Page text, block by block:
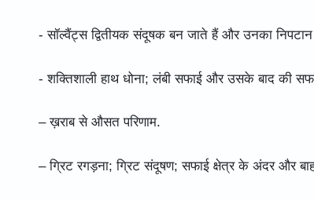
- सॉल्वैंट्स द्वितीयक संदूषक बन जाते हैं और उनका निपटान
- शक्तिशाली हाथ धोना; लंबी सफाई और उसके बाद की
– ख़राब से औसत परिणाम.
– ग्रिट रगड़ना; ग्रिट संदूषण; सफाई क्षेत्र के अंदर और